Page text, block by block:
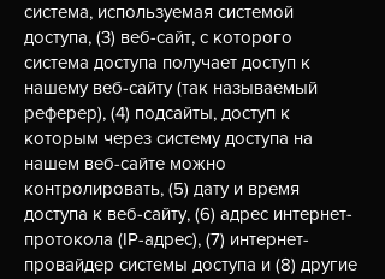
система, используемая системой
доступа, (3) веб-сайт, с которого
система доступа получает доступ к
нашему веб-сайту (так называемый
реферер), (4) подсайты, доступ к
которым через систему доступа на
нашем веб-сайте можно
контролировать, (5) дату и время
доступа к веб-сайту, (6) адрес интернет-
протокола (IP-адрес), (7) интернет-
провайдер системы доступа и (8) другие